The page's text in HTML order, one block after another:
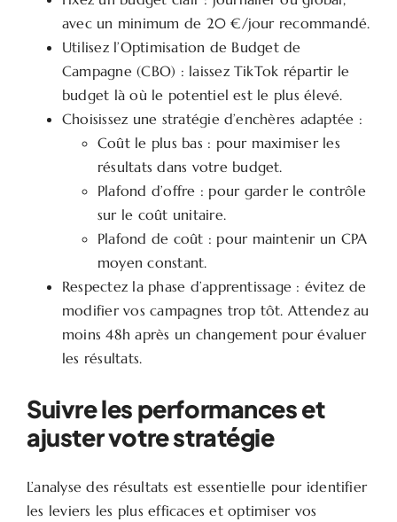
avec un minimum de 20 €/jour recommandé.
Utilisez l’Optimisation de Budget de
Campagne (CBO) : laissez TikTok répartir le
budget là où le potentiel est le plus élevé.
Choisissez une stratégie d’enchères adaptée :
Coût le plus bas : pour maximiser les
résultats dans votre budget.
Plafond d’offre : pour garder le contrôle
sur le coût unitaire.
Plafond de coût : pour maintenir un CPA
moyen constant.
Respectez la phase d’apprentissage : évitez de
modifier vos campagnes trop tôt. Attendez au
moins 48h après un changement pour évaluer
les résultats.
Suivre les performances et
ajuster votre stratégie
L’analyse des résultats est essentielle pour identifier
les leviers les plus efficaces et optimiser vos